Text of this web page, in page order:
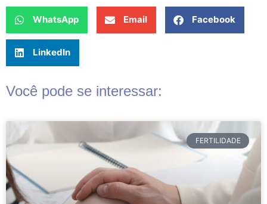
WhatsApp Email Facebook
LinkedIn
Você pode se interessar:
FERTILIDADE